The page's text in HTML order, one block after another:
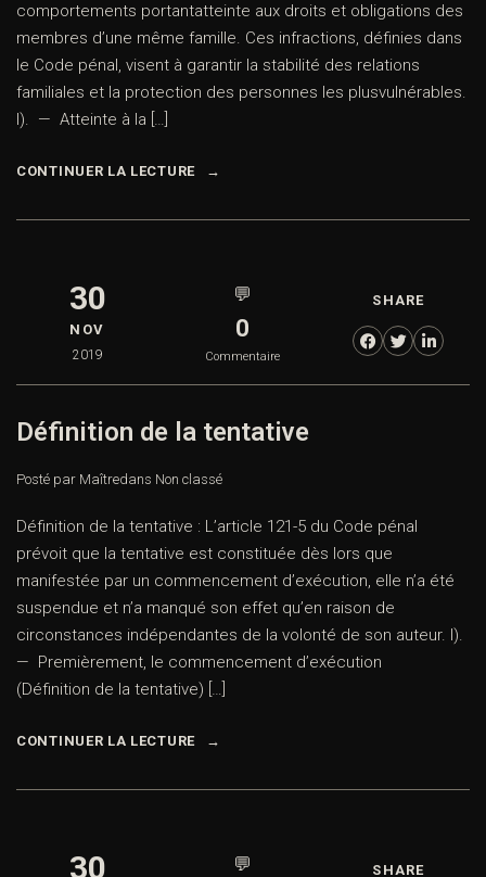
comportements portantatteinte aux droits et obligations des
membres d’une même famille. Ces infractions, définies dans
le Code pénal, visent à garantir la stabilité des relations
familiales et la protection des personnes les plusvulnérables.
I). — Atteinte à la […]
CONTINUER LA LECTURE
30
NOV
2019
💬
0
Commentaire
SHARE
Définition de la tentative
Posté par Maîtredans Non classé
Définition de la tentative : L’article 121-5 du Code pénal
prévoit que la tentative est constituée dès lors que
manifestée par un commencement d’exécution, elle n’a été
suspendue et n’a manqué son effet qu’en raison de
circonstances indépendantes de la volonté de son auteur. I).
— Premièrement, le commencement d’exécution
(Définition de la tentative) […]
CONTINUER LA LECTURE
30 💬 SHARE